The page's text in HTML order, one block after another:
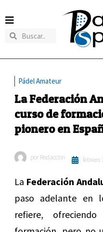
Pádel Amateur
La Federación
curso de
pionero en
por Redaccion febrero
La Federación
paso adelante en
refiere,